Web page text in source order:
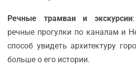
Речные трамваи и экскурсии
речные прогулки по каналам и
способ увидеть архитектуру
больше о его истории.